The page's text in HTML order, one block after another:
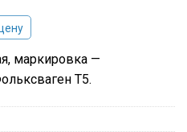
маркировка —
Т5.